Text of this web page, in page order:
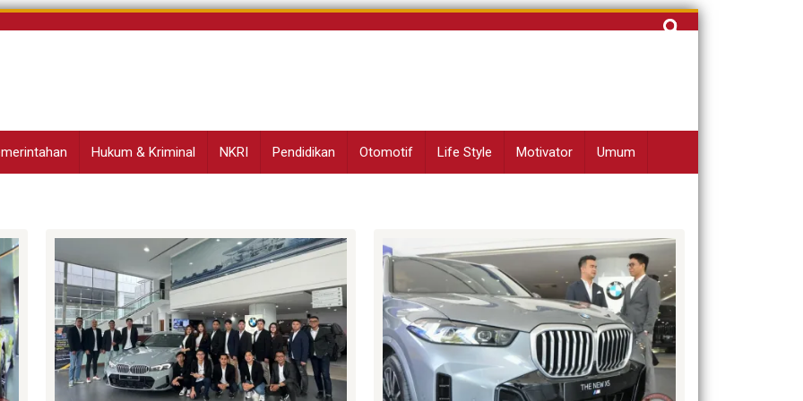
Cari
Hukum & Kriminal NKRI Pendidikan Otomotif Life Style Motivator Umum